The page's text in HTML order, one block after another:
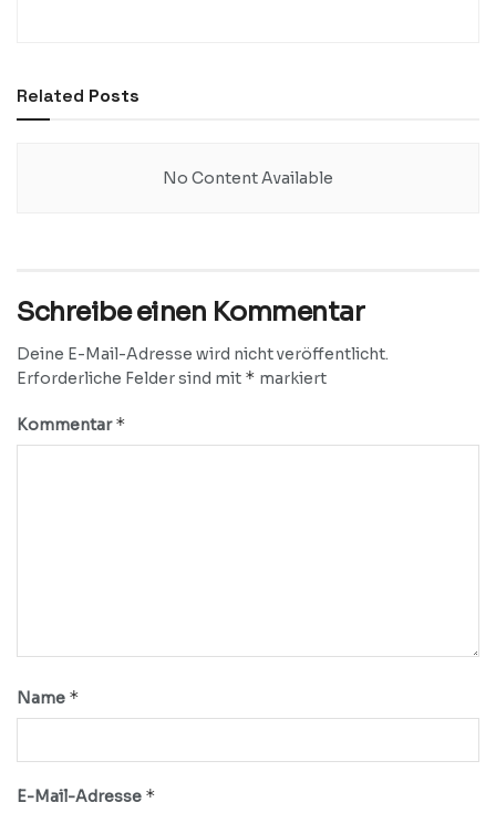
Related Posts
No Content Available
Schreibe einen Kommentar
Deine E-Mail-Adresse wird nicht veröffentlicht.
Erforderliche Felder sind mit * markiert
Kommentar*
Name *
E-Mail-Adresse *